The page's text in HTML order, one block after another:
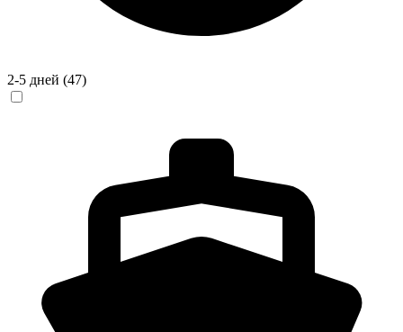
2-5 дней (47)